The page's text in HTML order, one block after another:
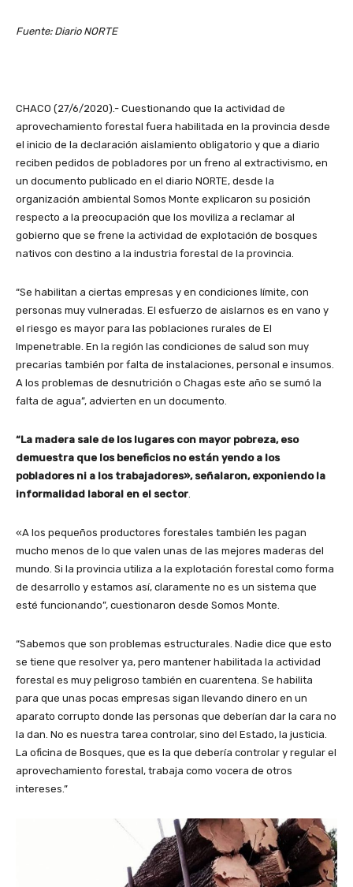
Fuente: Diario NORTE
CHACO (27/6/2020).- Cuestionando que la actividad de
aprovechamiento forestal fuera habilitada en la provincia desde
el inicio de la declaración aislamiento obligatorio y que a diario
reciben pedidos de pobladores por un freno al extractivismo, en
un documento publicado en el diario NORTE, desde la
organización ambiental Somos Monte explicaron su posición
respecto a la preocupación que los moviliza a reclamar al
gobierno que se frene la actividad de explotación de bosques
nativos con destino a la industria forestal de la provincia.
“Se habilitan a ciertas empresas y en condiciones límite, con
personas muy vulneradas. El esfuerzo de aislarnos es en vano y
el riesgo es mayor para las poblaciones rurales de El
Impenetrable. En la región las condiciones de salud son muy
precarias también por falta de instalaciones, personal e insumos.
A los problemas de desnutrición o Chagas este año se sumó la
falta de agua”, advierten en un documento.
“La madera sale de los lugares con mayor pobreza, eso
demuestra que los beneficios no están yendo a los
pobladores ni a los trabajadores», señalaron, exponiendo la
informalidad laboral en el sector.
«A los pequeños productores forestales también les pagan
mucho menos de lo que valen unas de las mejores maderas del
mundo. Si la provincia utiliza a la explotación forestal como forma
de desarrollo y estamos así, claramente no es un sistema que
esté funcionando”, cuestionaron desde Somos Monte.
“Sabemos que son problemas estructurales. Nadie dice que esto
se tiene que resolver ya, pero mantener habilitada la actividad
forestal es muy peligroso también en cuarentena. Se habilita
para que unas pocas empresas sigan llevando dinero en un
aparato corrupto donde las personas que deberían dar la cara no
la dan. No es nuestra tarea controlar, sino del Estado, la justicia.
La oficina de Bosques, que es la que debería controlar y regular el
aprovechamiento forestal, trabaja como vocera de otros
intereses.”